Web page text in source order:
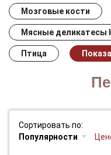
Мозговые кости
Мясные деликатесы
Птица
Сортировать по:
Популярности